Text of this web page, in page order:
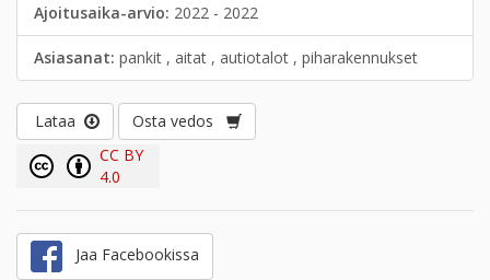
Ajoitusaika-arvio: 2022 - 2022
Asiasanat: pankit , aitat , autiotalot , piharakennukset
Lataa
Osta vedos
CC BY
4.0
Jaa Facebookissa